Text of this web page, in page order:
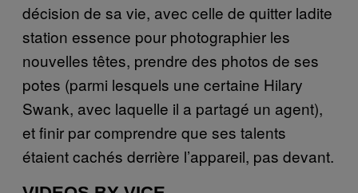
décision de sa vie, avec celle de quitter ladite
station essence pour photographier les
nouvelles têtes, prendre des photos de ses
potes (parmi lesquels une certaine Hilary
Swank, avec laquelle il a partagé un agent),
et finir par comprendre que ses talents
étaient cachés derrière l’appareil, pas devant.